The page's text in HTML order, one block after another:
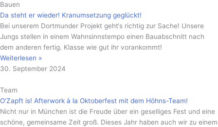
Bauen
Da steht er wieder! Kranumsetzung geglückt!
Bei unserem Dortmunder Projekt geht‘s richtig zur Sache! Unsere
Jungs stellen in einem Wahnsinnstempo einen Bauabschnitt nach
dem anderen fertig. Klasse wie gut ihr vorankommt!
Weiterlesen »
30. September 2024
Team
O‘Zapft is! Afterwork à la Oktoberfest mit dem Höhns-Team!
Nicht nur in München ist die Freude über ein geselliges Fest und eine
schöne, gemeinsame Zeit groß. Dieses Jahr haben auch wir zu einem